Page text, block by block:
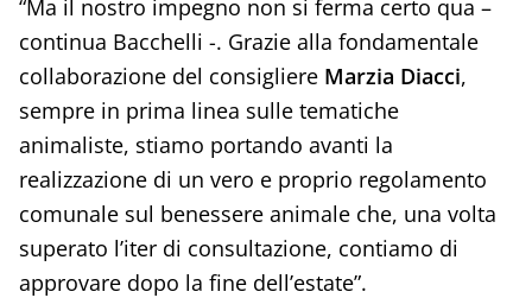
“Ma il nostro impegno non si ferma certo qua –
continua Bacchelli -. Grazie alla fondamentale
collaborazione del consigliere Marzia Diacci,
sempre in prima linea sulle tematiche
animaliste, stiamo portando avanti la
realizzazione di un vero e proprio regolamento
comunale sul benessere animale che, una volta
superato l’iter di consultazione, contiamo di
approvare dopo la fine dell’estate”.